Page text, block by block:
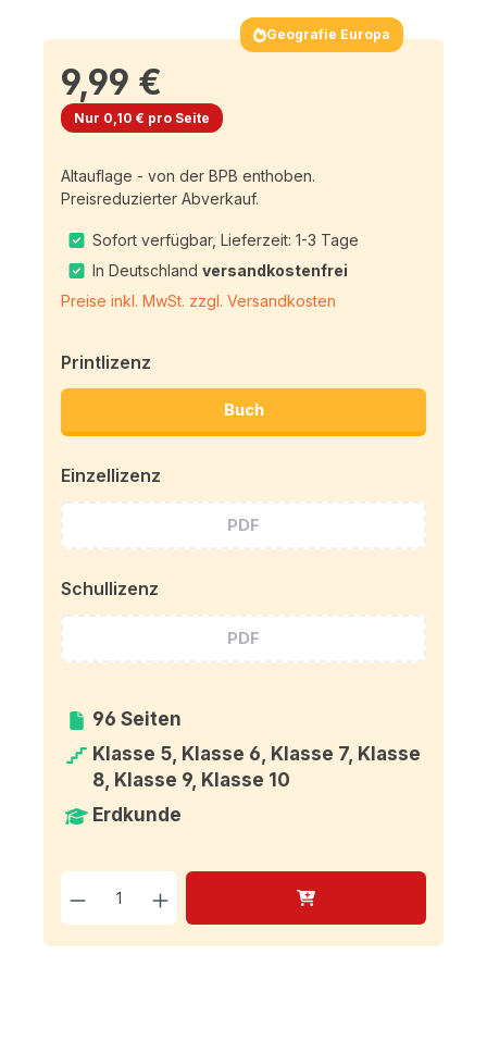
Geografie Europa
9,99 €
Nur 0,10 € pro Seite
Altauflage - von der BPB enthoben.
Preisreduzierter Abverkauf.
Sofort verfügbar, Lieferzeit: 1-3 Tage
In Deutschlandversandkostenfrei
Preise inkl. MwSt. zzgl. Versandkosten
Printlizenz
Buch
Einzellizenz
PDF
Schullizenz
PDF
96 Seiten
Klasse 5, Klasse 6, Klasse 7, Klasse
8, Klasse 9, Klasse 10
Erdkunde
Produkt Anzahl: Gib den